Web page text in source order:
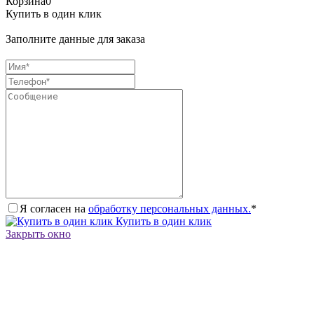
Купить в один клик
Заполните данные для заказа
Я согласен на обработку персональных данных.*
Купить в один клик
Закрыть окно